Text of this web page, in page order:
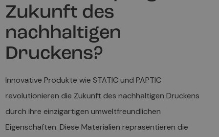
Zukunft des
nachhaltigen
Druckens?
Innovative Produkte wie STATIC und PAPTIC
revolutionieren die Zukunft des nachhaltigen Druckens
durch ihre einzigartigen umweltfreundlichen
Eigenschaften. Diese Materialien repräsentieren die